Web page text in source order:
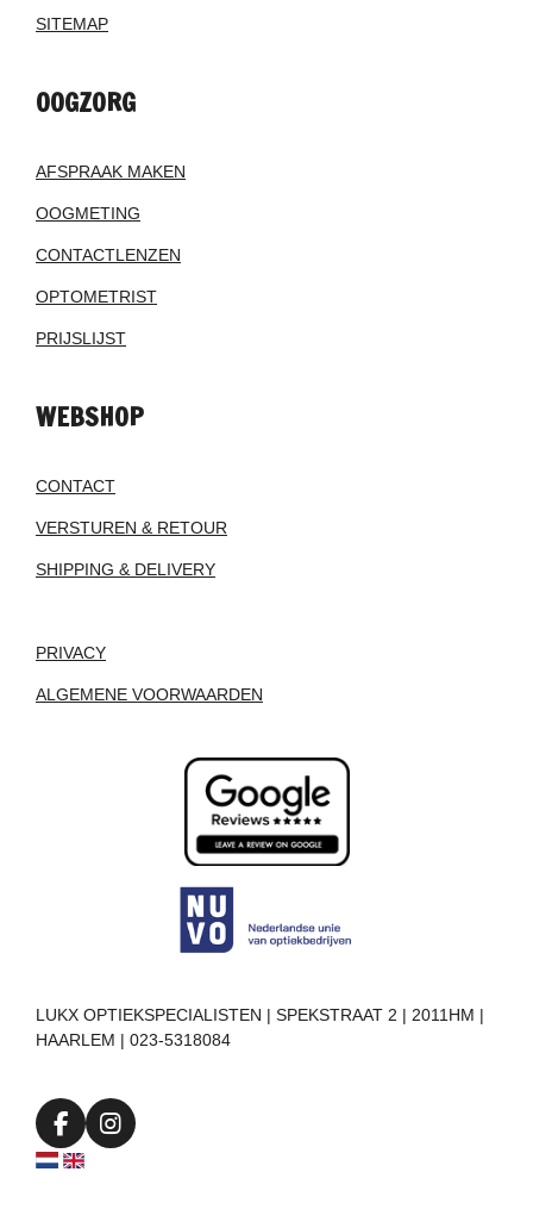
SITEMAP
OOGZORG
AFSPRAAK MAKEN
OOGMETING
CONTACTLENZEN
OPTOMETRIST
PRIJSLIJST
WEBSHOP
CONTACT
VERSTUREN & RETOUR
SHIPPING & DELIVERY
PRIVACY
ALGEMENE VOORWAARDEN
LUKX OPTIEKSPECIALISTEN | SPEKSTRAAT 2 | 2011HM |
HAARLEM | 023-5318084
F
a
I